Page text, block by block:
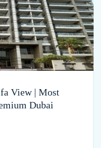
View | Most
Dubai